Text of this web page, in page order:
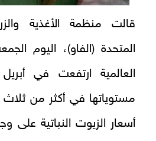
قالت منظمة الأغذية
المتحدة (الفاو)، اليوم
العالمية ارتفعت في
مستوياتها في أكثر من
أسعار الزيوت النباتية